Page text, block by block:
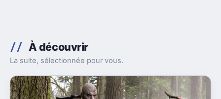
À découvrir
La suite, sélectionnée pour vous.